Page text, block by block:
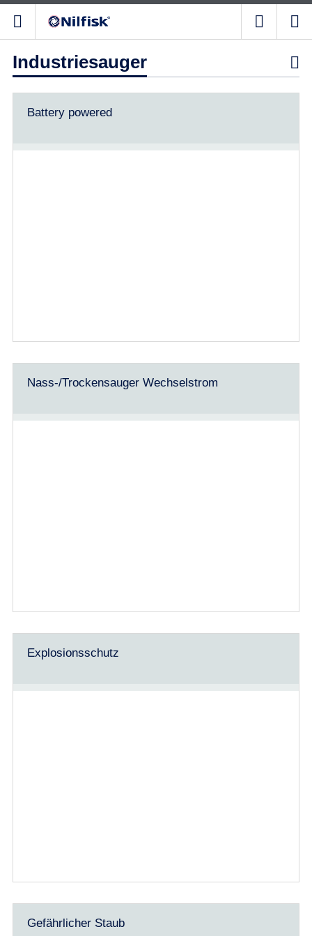
Industriesauger 
Battery powered
Nass-/Trockensauger Wechselstrom
Explosionsschutz
Gefährlicher Staub